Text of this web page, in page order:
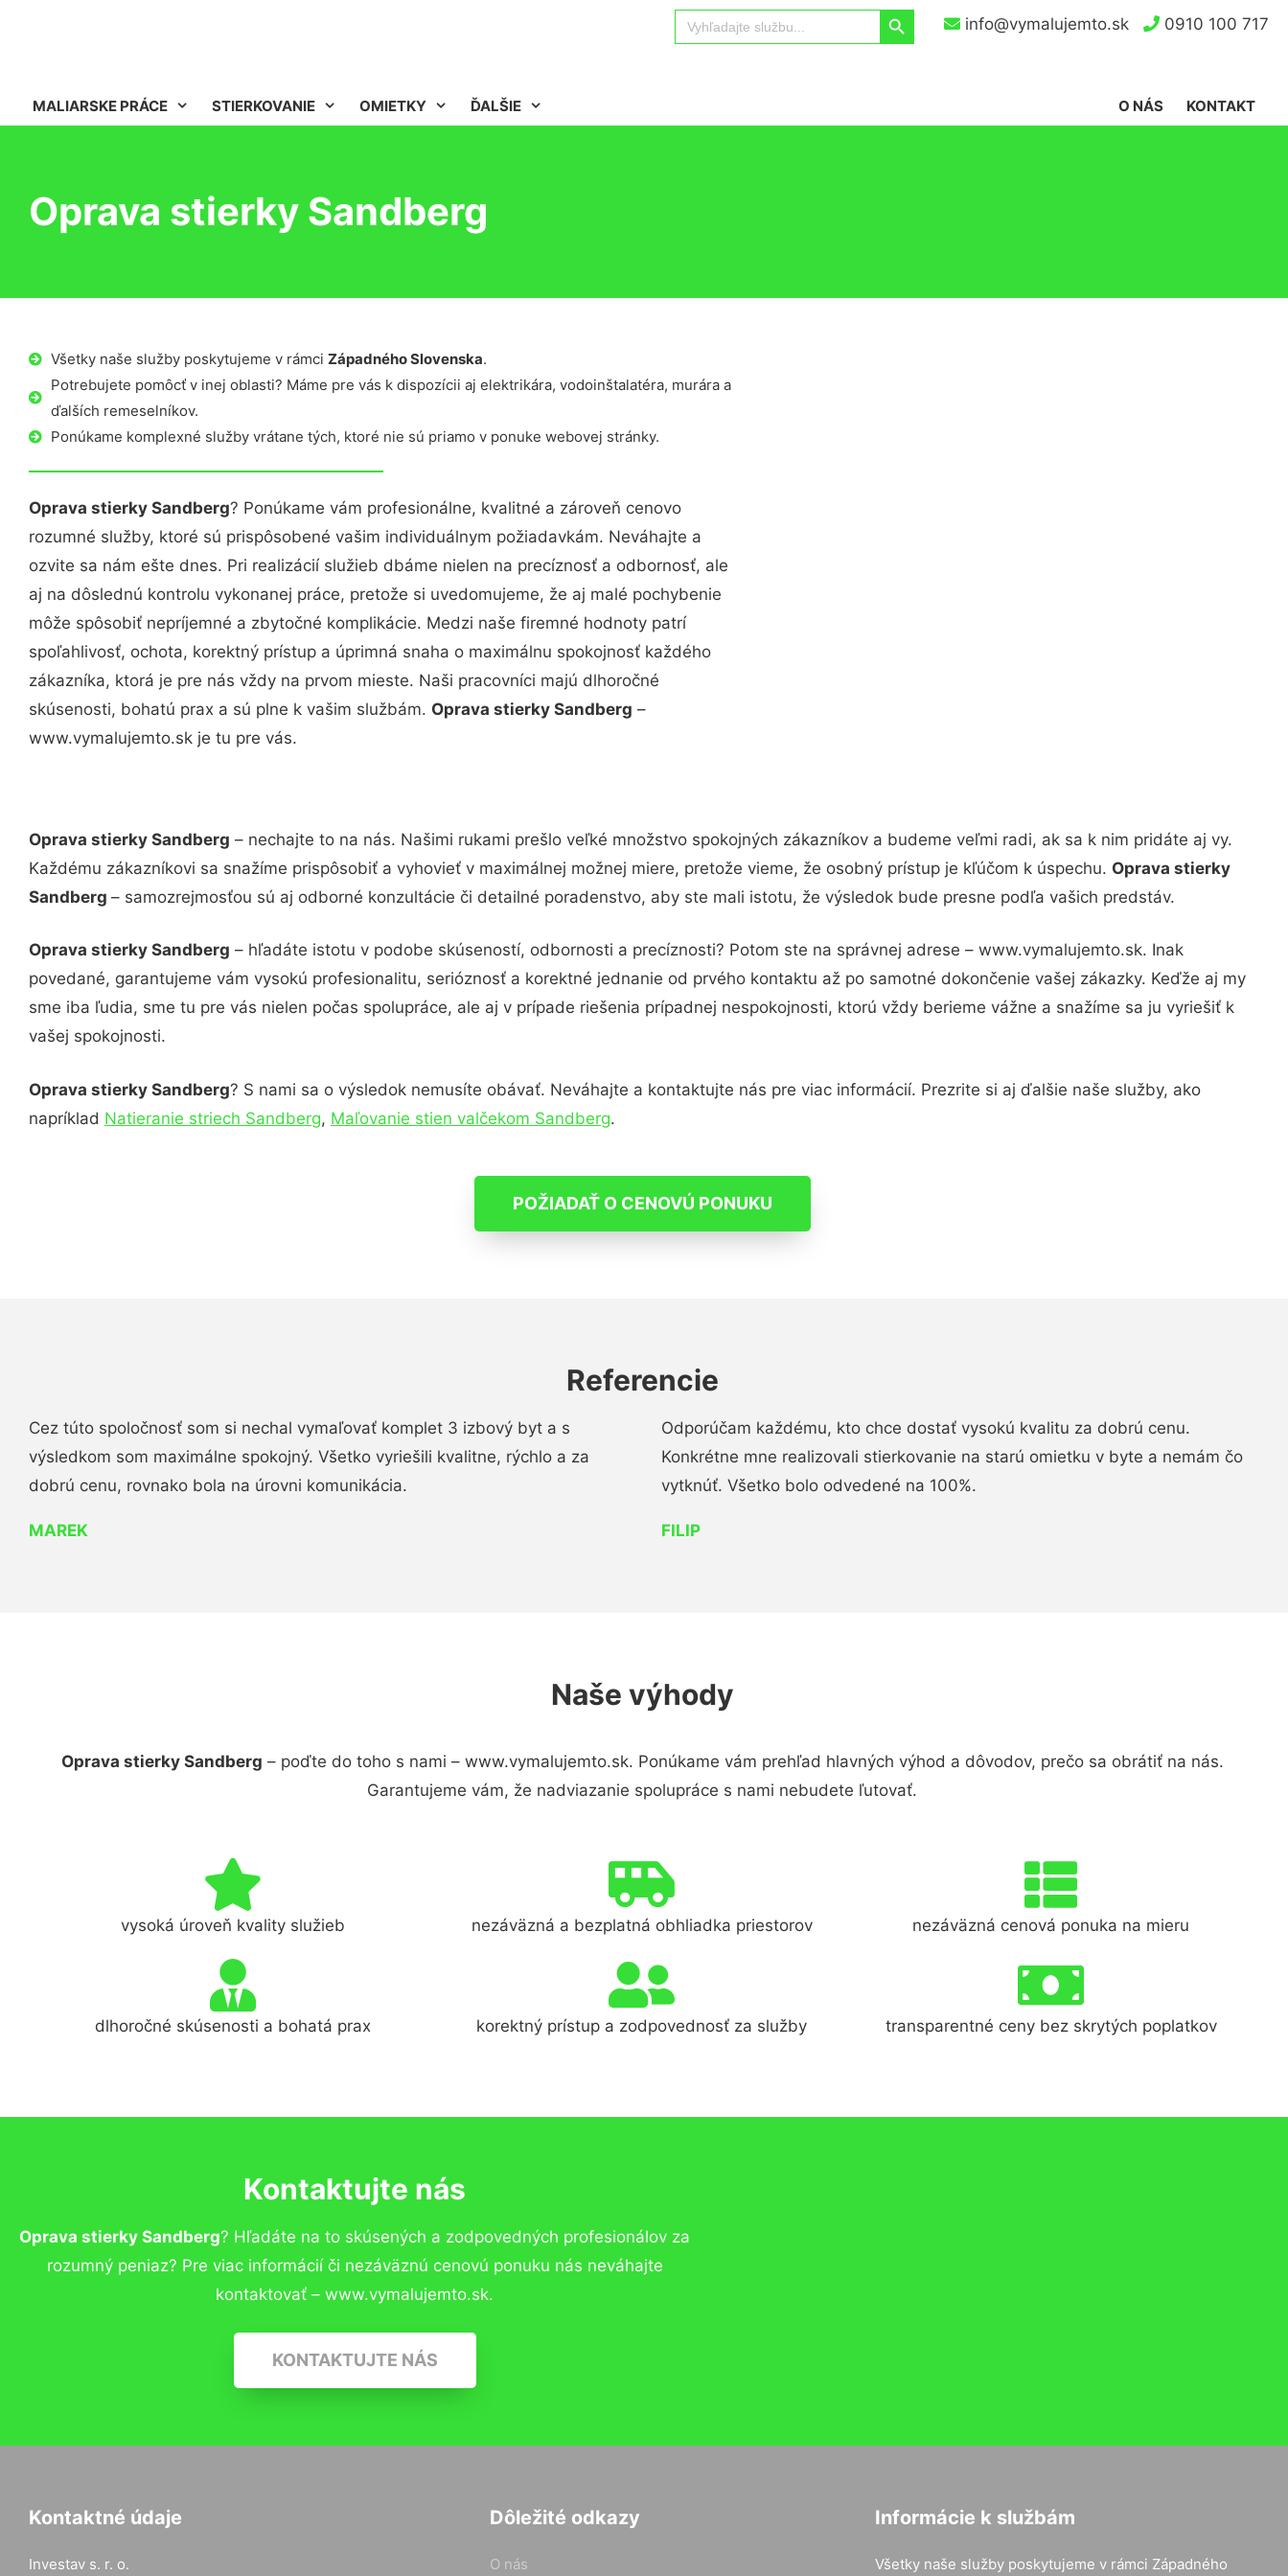
info@vymalujemto.sk 0910 100 717
Search
for:
Search Button
MALIARSKE PRÁCE STIERKOVANIE OMIETKY ĎALŠIE KONTAKT
O NÁS
Oprava stierky Sandberg
Všetky naše služby poskytujeme v rámci Západného Slovenska.
Potrebujete pomôcť v inej oblasti? Máme pre vás k dispozícii aj elektrikára, vodoinštalatéra, murára a
ďalších remeselníkov.
Ponúkame komplexné služby vrátane tých, ktoré nie sú priamo v ponuke webovej stránky.
Oprava stierky Sandberg? Ponúkame vám profesionálne, kvalitné a zároveň cenovo
rozumné služby, ktoré sú prispôsobené vašim individuálnym požiadavkám. Neváhajte a
ozvite sa nám ešte dnes. Pri realizácií služieb dbáme nielen na precíznosť a odbornosť, ale
aj na dôslednú kontrolu vykonanej práce, pretože si uvedomujeme, že aj malé pochybenie
môže spôsobiť nepríjemné a zbytočné komplikácie. Medzi naše firemné hodnoty patrí
spoľahlivosť, ochota, korektný prístup a úprimná snaha o maximálnu spokojnosť každého
zákazníka, ktorá je pre nás vždy na prvom mieste. Naši pracovníci majú dlhoročné
skúsenosti, bohatú prax a sú plne k vašim službám. Oprava stierky Sandberg –
www.vymalujemto.sk je tu pre vás.
Oprava stierky Sandberg – nechajte to na nás. Našimi rukami prešlo veľké množstvo spokojných zákazníkov a budeme veľmi radi, ak sa k nim pridáte aj vy.
Každému zákazníkovi sa snažíme prispôsobiť a vyhovieť v maximálnej možnej miere, pretože vieme, že osobný prístup je kľúčom k úspechu. Oprava stierky
Sandberg – samozrejmosťou sú aj odborné konzultácie či detailné poradenstvo, aby ste mali istotu, že výsledok bude presne podľa vašich predstáv.
Oprava stierky Sandberg – hľadáte istotu v podobe skúseností, odbornosti a precíznosti? Potom ste na správnej adrese – www.vymalujemto.sk. Inak
povedané, garantujeme vám vysokú profesionalitu, serióznosť a korektné jednanie od prvého kontaktu až po samotné dokončenie vašej zákazky. Keďže aj my
sme iba ľudia, sme tu pre vás nielen počas spolupráce, ale aj v prípade riešenia prípadnej nespokojnosti, ktorú vždy berieme vážne a snažíme sa ju vyriešiť k
vašej spokojnosti.
Oprava stierky Sandberg? S nami sa o výsledok nemusíte obávať. Neváhajte a kontaktujte nás pre viac informácií. Prezrite si aj ďalšie naše služby, ako
napríklad Natieranie striech Sandberg, Maľovanie stien valčekom Sandberg.
POŽIADAŤ O CENOVÚ PONUKU
Referencie
Cez túto spoločnosť som si nechal vymaľovať komplet 3 izbový byt a s
výsledkom som maximálne spokojný. Všetko vyriešili kvalitne, rýchlo a za
dobrú cenu, rovnako bola na úrovni komunikácia.
MAREK
Odporúčam každému, kto chce dostať vysokú kvalitu za dobrú cenu.
Konkrétne mne realizovali stierkovanie na starú omietku v byte a nemám čo
vytknúť. Všetko bolo odvedené na 100%.
FILIP
Naše výhody
Oprava stierky Sandberg – poďte do toho s nami – www.vymalujemto.sk. Ponúkame vám prehľad hlavných výhod a dôvodov, prečo sa obrátiť na nás.
Garantujeme vám, že nadviazanie spolupráce s nami nebudete ľutovať.
vysoká úroveň kvality služieb nezáväzná a bezplatná obhliadka priestorov nezáväzná cenová ponuka na mieru
dlhoročné skúsenosti a bohatá prax korektný prístup a zodpovednosť za služby transparentné ceny bez skrytých poplatkov
Kontaktujte nás
Oprava stierky Sandberg? Hľadáte na to skúsených a zodpovedných profesionálov za
rozumný peniaz? Pre viac informácií či nezáväznú cenovú ponuku nás neváhajte
kontaktovať – www.vymalujemto.sk.
KONTAKTUJTE NÁS
Kontaktné údaje
Investav s. r. o.
Dôležité odkazy
O nás
Informácie k službám
Všetky naše služby poskytujeme v rámci Západného